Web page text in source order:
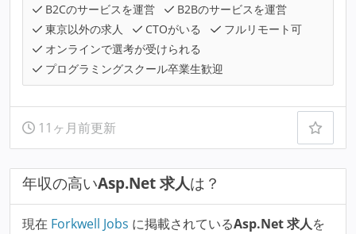
B2Cのサービスを運営
B2Bのサービスを運営
東京以外の求人
CTOがいる
フルリモート可
オンラインで選考が受けられる
プログラミングスクール卒業生歓迎
11ヶ月前更新
年収の高いAsp.Net 求人は？
現在 Forkwell Jobs に掲載されているAsp.Net 求人を